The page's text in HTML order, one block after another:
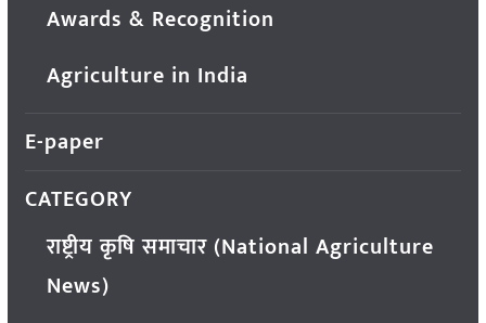
Awards & Recognition
Agriculture in India
E-paper
CATEGORY
राष्ट्रीय कृषि समाचार (National Agriculture
News)